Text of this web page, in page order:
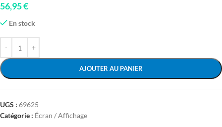
56,95€
En stock
AJOUTER AU PANIER
UGS : 69625
Catégorie : Écran / Affichage